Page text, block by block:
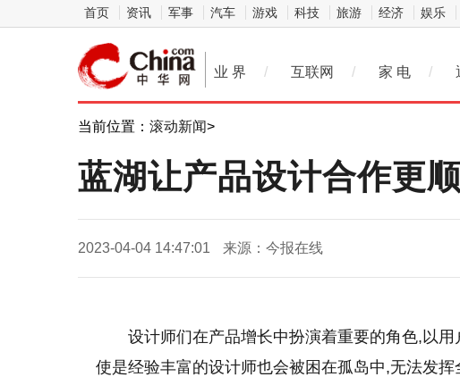
首页 资讯 军事 汽车 游戏 科技 旅游 经济 娱乐
业 界 / 互联网 / 家 电 /
当前位置： 滚动新闻>
蓝湖让产品设计合作更
2023-04-04 14:47:01 来源：今报在线
设计师们在产品增长中扮演着重要的角色,以
使是经验丰富的设计师也会被困在孤岛中,无法发